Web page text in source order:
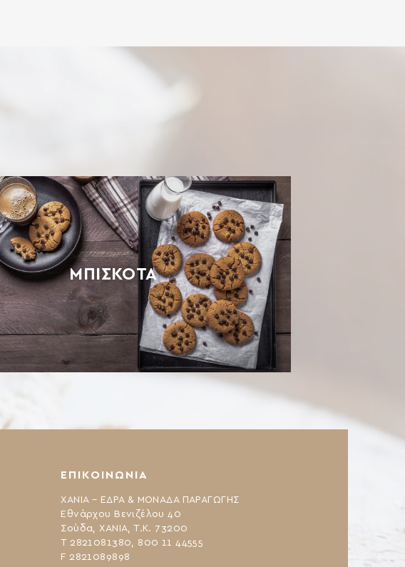
ΜΠΙΣΚΟΤΑ
ΕΠΙΚΟΙΝΩΝΙΑ
ΧΑΝΙΑ – ΕΔΡΑ & ΜΟΝΑΔΑ ΠΑΡΑΓΩΓΗΣ
Εθνάρχου Βενιζέλου 40
Σούδα, ΧΑΝΙΑ, Τ.Κ. 73200
Τ 2821081380, 800 11 44555
F 2821089898